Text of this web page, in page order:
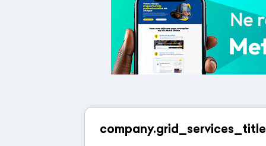
company.grid_services_title